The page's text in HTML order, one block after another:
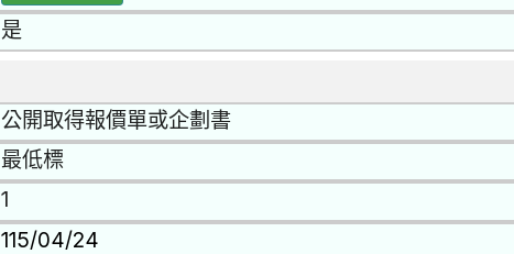
是
公開取得報價單或企劃書
最低標
1
115/04/24